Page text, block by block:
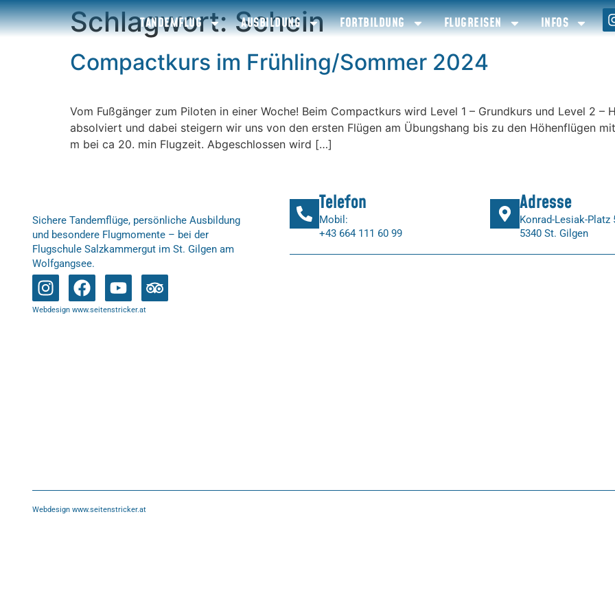
TANDEMFLUG AUSBILDUNG FORTBILDUNG FLUGREISEN INFOS
Schlagwort:Schein
Compactkurs im Frühling/Sommer 2024
Vom Fußgänger zum Piloten in einer Woche! Beim Compactkurs wird Level 1 – Grundkurs und Level 2 –
absolviert und dabei steigern wir uns von den ersten Flügen am Übungshang bis zu den Höhenflügen
m bei ca 20. min Flugzeit. Abgeschlossen wird […]
Sichere Tandemflüge, persönliche Ausbildung
und besondere Flugmomente – bei der
Flugschule Salzkammergut im St. Gilgen am
Wolfgangsee.
Webdesign www.seitenstricker.at
Telefon
Mobil:
+43 664 111 60 99
Adresse
Konrad-Lesiak-Platz
5340 St. Gilgen
Webdesign www.seitenstricker.at